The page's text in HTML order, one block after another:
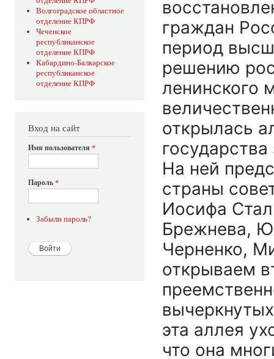
Волгоградское областное
отделение КПРФ
Чеченское
республиканское
отделение КПРФ
Кабардино-Балкарское
республиканское
отделение КПРФ
Вход на сайт
Имя пользователя *
Пароль*
Забыли пароль?
граждан
период
решению
ленинского
открылась
На ней
страны
Иосифа
Брежнева,
Черненко,
открываем
эта аллея
что она